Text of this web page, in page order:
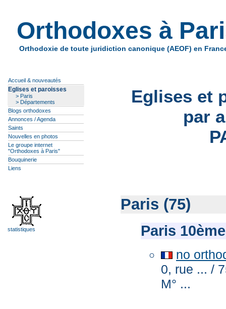
Orthodoxes à
Orthodoxie de toute juridiction canonique (AEOF) en
Accueil & nouveautés
Eglises et paroisses
> Paris
> Départements
Blogs orthodoxes
Annonces / Agenda
Saints
Nouvelles en photos
Le groupe internet
"Orthodoxes à Paris"
Bouquinerie
Liens
statistiques
Eglises et
par
Paris (75)
Paris
no
0, rue ... /
M° ...